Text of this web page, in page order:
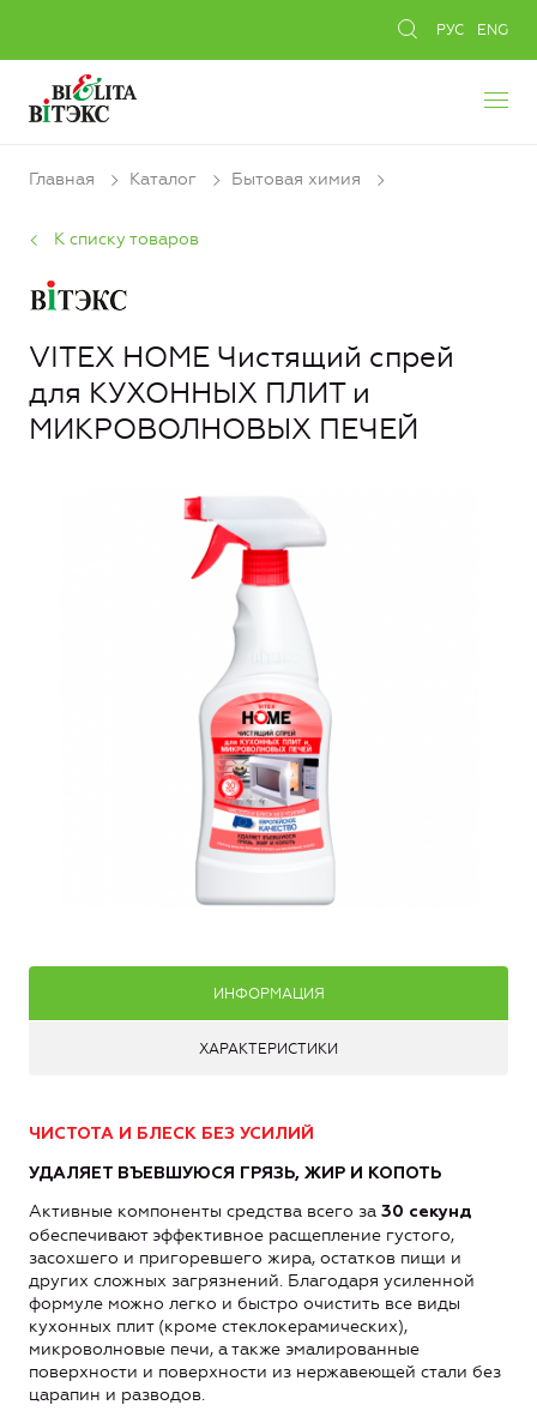
РУС ENG
Главная Каталог Бытовая химия
К списку товаров
VITEX HOME Чистящий спрей
для КУХОННЫХ ПЛИТ и
МИКРОВОЛНОВЫХ ПЕЧЕЙ
ИНФОРМАЦИЯ
ХАРАКТЕРИСТИКИ
ЧИСТОТА И БЛЕСК БЕЗ УСИЛИЙ
УДАЛЯЕТ ВЪЕВШУЮСЯ ГРЯЗЬ, ЖИР И КОПОТЬ
Активные компоненты средства всего за 30 секунд
обеспечивают эффективное расщепление густого,
засохшего и пригоревшего жира, остатков пищи и
других сложных загрязнений. Благодаря усиленной
формуле можно легко и быстро очистить все виды
кухонных плит (кроме стеклокерамических),
микроволновые печи, а также эмалированные
поверхности и поверхности из нержавеющей стали без
царапин и разводов.